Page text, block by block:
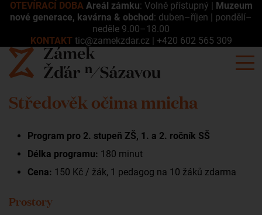
OTEVÍRACÍ DOBA Areál zámku: Volně přístupný | Muzeum
nové generace, kavárna & obchod: duben–říjen | pondělí–
neděle 9.00–18.00
KONTAKT tic@zamekzdar.cz | +420 602 565 309
Středověk očima mnicha
Program pro 2. stupeň ZŠ, 1. a 2. ročník SŠ
Délka programu: 180 minut
Cena: 150 Kč / žák, 1 pedagog na 10 žáků zdarma
Prostory